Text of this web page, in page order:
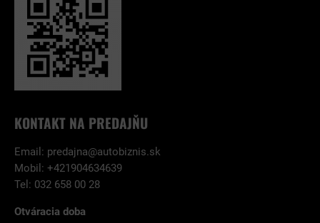
KONTAKT NA PREDAJŇU
Email: predajna@autobiznis.sk
Mobil: +421904634639
Tel: 032 658 00 28
Otváracia doba